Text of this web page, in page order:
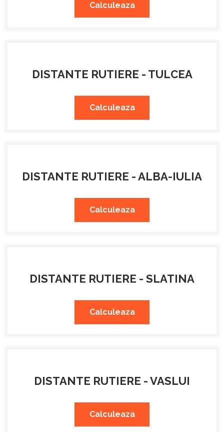
Calculeaza
DISTANTE RUTIERE - TULCEA
Calculeaza
DISTANTE RUTIERE - ALBA-IULIA
Calculeaza
DISTANTE RUTIERE - SLATINA
Calculeaza
DISTANTE RUTIERE - VASLUI
Calculeaza